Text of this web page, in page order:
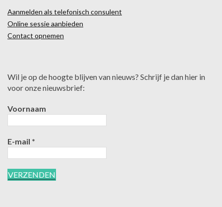
Aanmelden als telefonisch consulent
Online sessie aanbieden
Contact opnemen
Wil je op de hoogte blijven van nieuws? Schrijf je dan hier in
voor onze nieuwsbrief:
Voornaam
E-mail *